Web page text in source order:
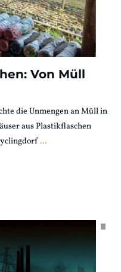
Von Müll
die Unmengen an Müll in
aus Plastikflaschen
...